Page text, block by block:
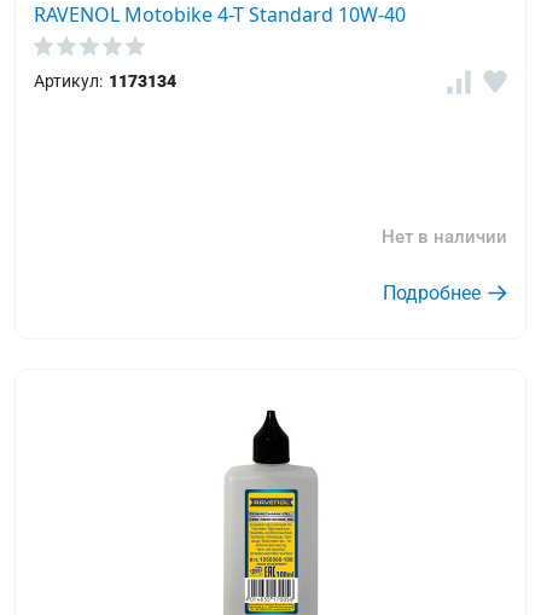
RAVENOL Motobike 4-T Standard 10W-40
Артикул: 1173134
Нет в наличии
Подробнее